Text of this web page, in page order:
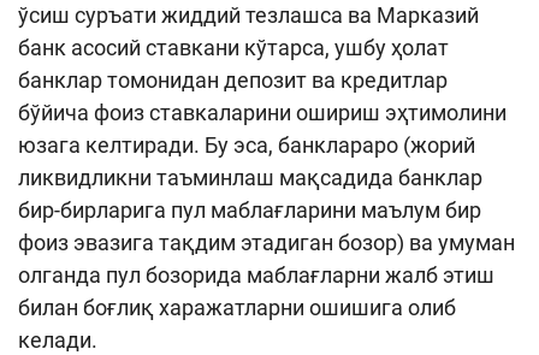
ўсиш суръати жиддий тезлашса ва Марказий
банк асосий ставкани кўтарса, ушбу ҳолат
банклар томонидан депозит ва кредитлар
бўйича фоиз ставкаларини ошириш эҳтимолини
юзага келтиради. Бу эса, банклараро (жорий
ликвидликни таъминлаш мақсадида банклар
бир-бирларига пул маблағларини маълум бир
фоиз эвазига тақдим этадиган бозор) ва умуман
олганда пул бозорида маблағларни жалб этиш
билан боғлиқ харажатларни ошишига олиб
келади.